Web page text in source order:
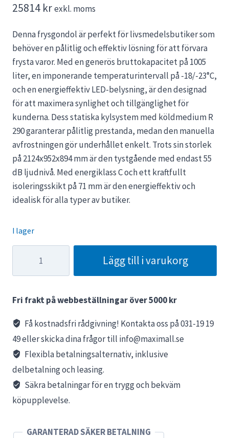
25814 krexkl. moms
Denna frysgondol är perfekt för livsmedelsbutiker som
behöver en pålitlig och effektiv lösning för att förvara
frysta varor. Med en generös bruttokapacitet på 1005
liter, en imponerande temperaturintervall på -18/-23°C,
och en energieffektiv LED-belysning, är den designad
för att maximera synlighet och tillgänglighet för
kunderna. Dess statiska kylsystem med köldmedium R
290 garanterar pålitlig prestanda, medan den manuella
avfrostningen gör underhållet enkelt. Trots sin storlek
på 2124x952x894 mm är den tystgående med endast 55
dB ljudnivå. Med energiklass C och ett kraftfullt
isoleringsskikt på 71 mm är den energieffektiv och
idealisk för alla typer av butiker.
I lager
livsmedelsbutik
LINE
1005L
mängd
Lägg till i varukorg
Fri frakt på webbeställningar över 5000 kr
Få kostnadsfri rådgivning! Kontakta oss på 031-19 19
49 eller skicka dina frågor till info@maximall.se
Flexibla betalningsalternativ, inklusive
delbetalning och leasing.
Säkra betalningar för en trygg och bekväm
köpupplevelse.
GARANTERAD SÄKER BETALNING